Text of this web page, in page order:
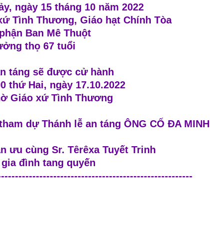
ngày 15 tháng 10 năm 2022
Tình Thương, Giáo hạt Chính Tòa
Ban Mê Thuột
thọ 67 tuổi
táng sẽ được cử hành
thứ Hai, ngày 17.10.2022
Giáo xứ Tình Thương
dự Thánh lễ an táng ÔNG CỐ ĐA MINH
ưu cùng Sr. Têrêxa Tuyết Trinh
đình tang quyến